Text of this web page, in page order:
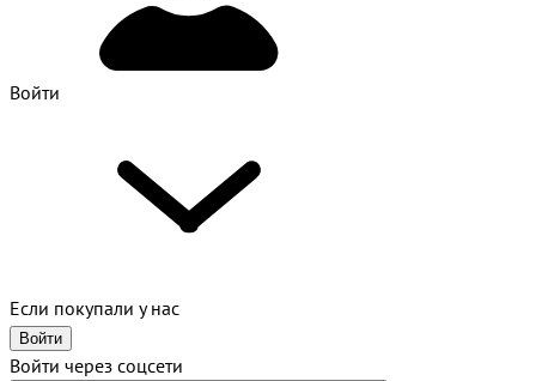
Войти
Если покупали у нас
Войти
Войти через соцсети